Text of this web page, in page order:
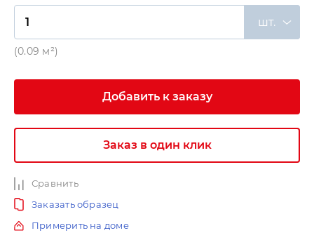
шт.
(0.09 м²)
Добавить к заказу
Заказ в один клик
Сравнить
Заказать образец
Примерить на доме